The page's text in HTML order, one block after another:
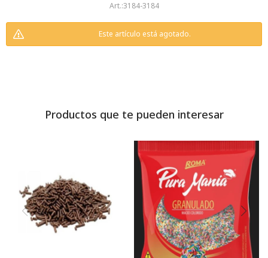
3184-3184
Este artículo está agotado.
Productos que te pueden interesar